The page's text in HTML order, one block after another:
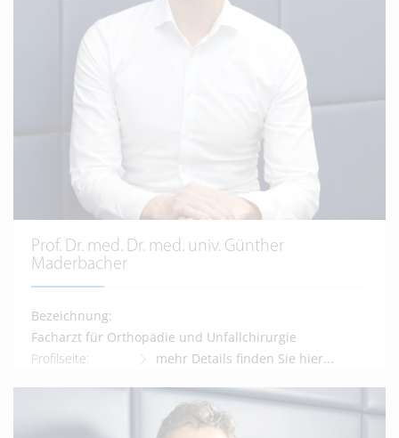
Prof. Dr. med. Dr. med. univ. Günther
Maderbacher
Bezeichnung:
Facharzt für Orthopädie und Unfallchirurgie
Profilseite:
mehr Details finden Sie hier...